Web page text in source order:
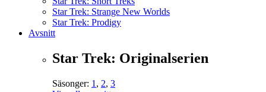
Star Trek: Strange New Worlds
Star Trek: Prodigy
Avsnitt
Star Trek: Originalserien
Säsonger: 1 , 2, 3